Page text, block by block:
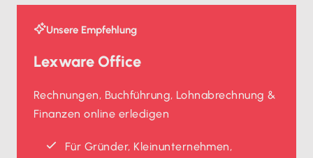
Unsere Empfehlung
Lexware Office
Rechnungen, Buchführung, Lohnabrechnung &
Finanzen online erledigen
Für Gründer, Kleinunternehmen,